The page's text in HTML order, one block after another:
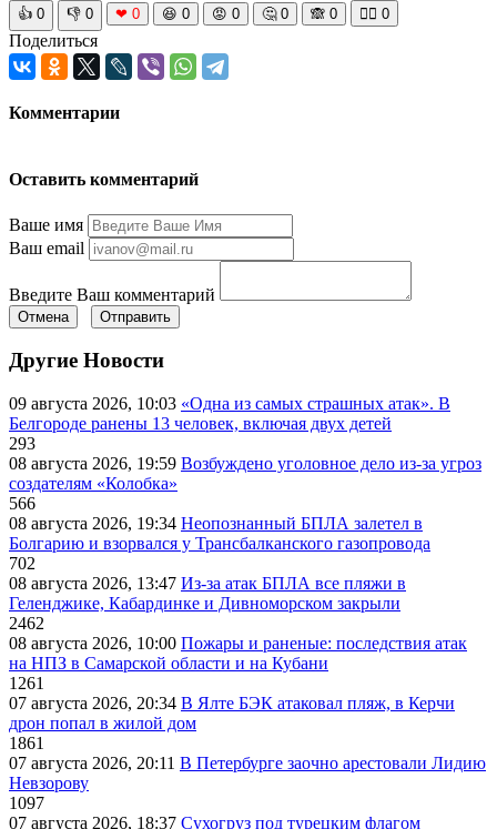
👍 0 👎 0 ❤ 0 😆 0 😡 0 🤔 0 🙈 0 🧘‍♀️ 0
Поделиться
Комментарии
Оставить комментарий
Ваше имя
Ваш email
Введите Ваш комментарий
Отмена Отправить
Другие Новости
09 августа 2026, 10:03 «Одна из самых страшных атак». В
Белгороде ранены 13 человек, включая двух детей
293
08 августа 2026, 19:59 Возбуждено уголовное дело из-за угроз
создателям «Колобка»
566
08 августа 2026, 19:34 Неопознанный БПЛА залетел в
Болгарию и взорвался у Трансбалканского газопровода
702
08 августа 2026, 13:47 Из-за атак БПЛА все пляжи в
Геленджике, Кабардинке и Дивноморском закрыли
2462
08 августа 2026, 10:00 Пожары и раненые: последствия атак
на НПЗ в Самарской области и на Кубани
1261
07 августа 2026, 20:34 В Ялте БЭК атаковал пляж, в Керчи
дрон попал в жилой дом
1861
07 августа 2026, 20:11 В Петербурге заочно арестовали Лидию
Невзорову
1097
07 августа 2026, 18:37 Сухогруз под турецким флагом